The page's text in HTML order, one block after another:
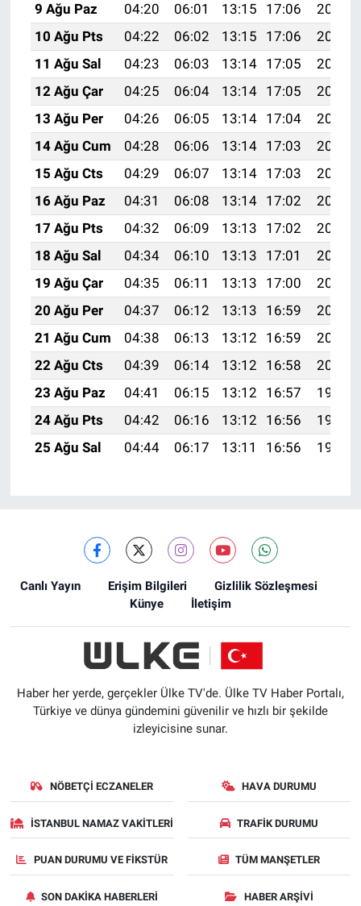
9 Ağu Paz
04:20 06:01 13:15 17:06
20:19
10 Ağu Pts
04:22 06:02 13:15 17:06
20:18
11 Ağu Sal
04:23 06:03 13:14 17:05
20:16
12 Ağu Çar
04:25 06:04 13:14 17:05
20:15
13 Ağu Per
04:26 06:05 13:14 17:04
20:14
14 Ağu Cum
04:28 06:06 13:14 17:03
20:12
15 Ağu Cts
04:29 06:07 13:14 17:03
20:11
16 Ağu Paz
04:31 06:08 13:14 17:02
20:10
17 Ağu Pts
04:32 06:09 13:13 17:02
20:08
18 Ağu Sal
04:34 06:10 13:13 17:01
20:07
19 Ağu Çar
04:35 06:11 13:13 17:00
20:05
20 Ağu Per
04:37 06:12 13:13 16:59
20:04
21 Ağu Cum
04:38 06:13 13:12 16:59
20:02
22 Ağu Cts
04:39 06:14 13:12 16:58
20:01
23 Ağu Paz
04:41 06:15 13:12 16:57
19:59
24 Ağu Pts
04:42 06:16 13:12 16:56
19:58
25 Ağu Sal
04:44 06:17 13:11 16:56 19:56
Canlı Yayın Erişim Bilgileri
Gizlilik Sözleşmesi
Künye
İletişim
Haber her yerde, gerçekler Ülke TV'de. Ülke TV Haber Portalı,
Türkiye ve dünya gündemini güvenilir ve hızlı bir şekilde
izleyicisine sunar.
NÖBETÇI ECZANELER HAVA DURUMU
İSTANBUL NAMAZ VAKITLERI TRAFIK DURUMU
PUAN DURUMU VE FIKSTÜR TÜM MANŞETLER
SON DAKIKA HABERLERI HABER ARŞIVI